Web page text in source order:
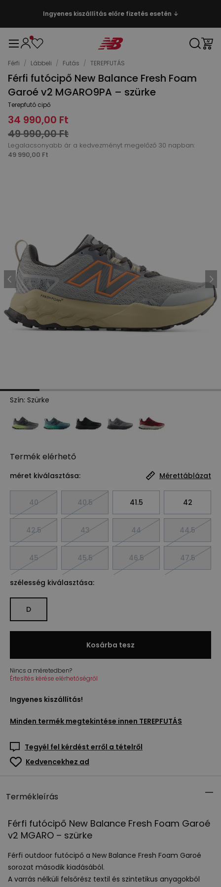
Ingyenes kiszállítás előre fizetés esetén ↓
Férfi / Lábbeli / Futás / TEREPFUTÁS
Férfi futócipő New Balance Fresh Foam
Garoé v2 MGARO9PA – szürke
Terepfutó cipő
34 990,00 Ft
49 990,00 Ft
Legalacsonyabb ár a kedvezményt megelőző 30 napban:
49 990,00 Ft
Szín: Szürke
Termék elérhető
méret kiválasztása: Mérettáblázat
40 40.5 41.5 42
42.5 43 44 44.5
45 45.5 46.5 47.5
szélesség kiválasztása:
D
Kosárba tesz
Nincs a méretedben?
Értesítés kérése elérhetőségről
Ingyenes kiszállítás!
Minden termék megtekintése innen TEREPFUTÁS
Tegyél fel kérdést erről a tételről
Kedvencekhez ad
Termékleírás
Férfi futócipő New Balance Fresh Foam Garoé
v2 MGARO – szürke
Férfi outdoor futócipő a New Balance Fresh Foam Garoé
sorozat második kiadásából.
A varrás nélküli felsőrész textil és szintetikus anyagokból